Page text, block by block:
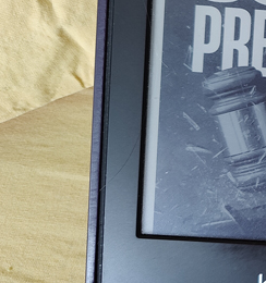
Je bouquine #149
Sans grande surprise, j’ai
replongé dans la série
« Roy Grace »…